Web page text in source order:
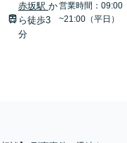
赤坂駅 か
ら徒歩3
分
営業時間：09:00
~21:00（平日）